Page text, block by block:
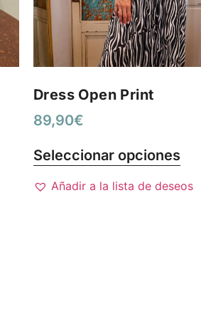
Dress Open Print
89,90€
Seleccionar opciones
Añadir a la lista de deseos